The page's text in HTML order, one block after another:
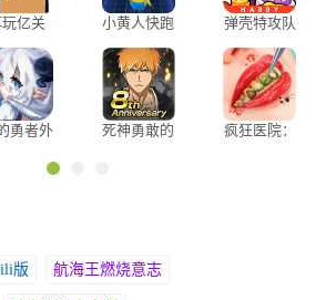
远。
亿关
小黄人快跑
弹壳特攻队
勇者外
死神勇敢的
疯狂医院：
版 航海王燃烧意志